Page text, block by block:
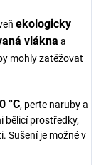
ekologicky
vlákna a
mohly zatěžovat
°C, perte naruby a
bělicí prostředky,
Sušení je možné v